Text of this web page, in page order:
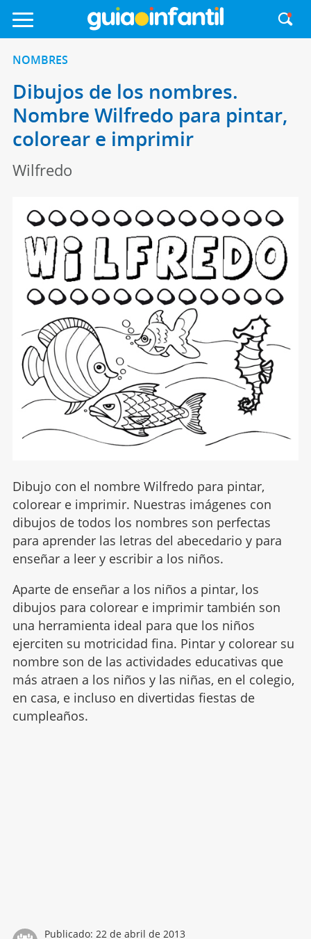
NOMBRES
Dibujos de los nombres.
Nombre Wilfredo para pintar,
colorear e imprimir
Wilfredo
Dibujo con el nombre Wilfredo para pintar,
colorear e imprimir. Nuestras imágenes con
dibujos de todos los nombres son perfectas
para aprender las letras del abecedario y para
enseñar a leer y escribir a los niños.
Aparte de enseñar a los niños a pintar, los
dibujos para colorear e imprimir también son
una herramienta ideal para que los niños
ejerciten su motricidad fina. Pintar y colorear su
nombre son de las actividades educativas que
más atraen a los niños y las niñas, en el colegio,
en casa, e incluso en divertidas fiestas de
cumpleaños.
Publicado: 22 de abril de 2013